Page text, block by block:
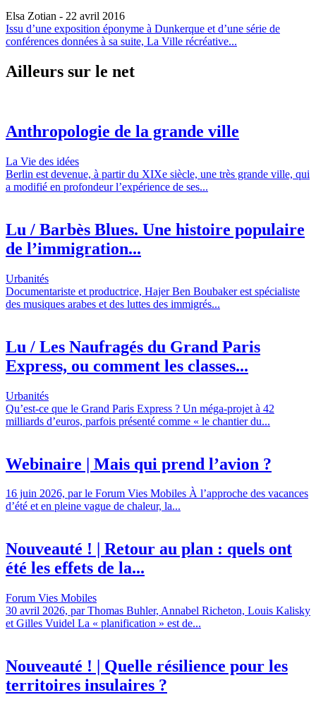
Elsa Zotian - 22 avril 2016
Issu d’une exposition éponyme à Dunkerque et d’une série de
conférences données à sa suite, La Ville récréative...
Ailleurs sur le net
Anthropologie de la grande ville
La Vie des idées
Berlin est devenue, à partir du XIXe siècle, une très grande ville, qui
a modifié en profondeur l’expérience de ses...
Lu / Barbès Blues. Une histoire populaire
de l’immigration...
Urbanités
Documentariste et productrice, Hajer Ben Boubaker est spécialiste
des musiques arabes et des luttes des immigrés...
Lu / Les Naufragés du Grand Paris
Express, ou comment les classes...
Urbanités
Qu’est-ce que le Grand Paris Express ? Un méga-projet à 42
milliards d’euros, parfois présenté comme « le chantier du...
Webinaire | Mais qui prend l’avion ?
16 juin 2026, par le Forum Vies Mobiles À l’approche des vacances
d’été et en pleine vague de chaleur, la...
Nouveauté ! | Retour au plan : quels ont
été les effets de la...
Forum Vies Mobiles
30 avril 2026, par Thomas Buhler, Annabel Richeton, Louis Kalisky
et Gilles Vuidel La « planification » est de...
Nouveauté ! | Quelle résilience pour les
territoires insulaires ?